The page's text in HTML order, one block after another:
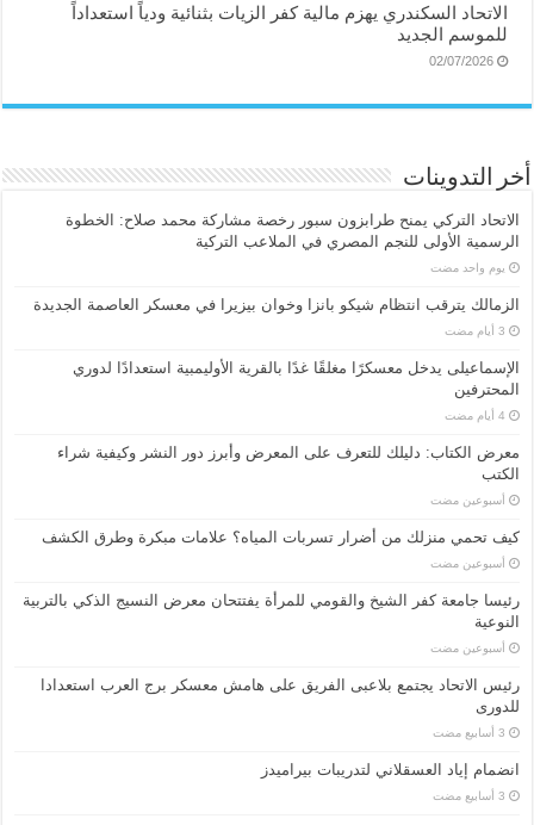
الاتحاد السكندري يهزم مالية كفر الزيات بثنائية ودياً استعداداً
للموسم الجديد
02/07/2026
أخر التدوينات
الاتحاد التركي يمنح طرابزون سبور رخصة مشاركة محمد صلاح: الخطوة
الرسمية الأولى للنجم المصري في الملاعب التركية
‏يوم واحد مضت
الزمالك يترقب انتظام شيكو بانزا وخوان بيزيرا في معسكر العاصمة الجديدة
الإسماعیلی یدخل معسكرًا مغلقًا غدًا بالقرية الأوليمبية استعدادًا لدوري
المحترفين
معرض الكتاب: دليلك للتعرف على المعرض وأبرز دور النشر وكيفية شراء
الكتب
‏أسبوعين مضت
كيف تحمي منزلك من أضرار تسربات المياه؟ علامات مبكرة وطرق الكشف
‏أسبوعين مضت
رئيسا جامعة كفر الشيخ والقومي للمرأة يفتتحان معرض النسيج الذكي بالتربية
النوعية
‏أسبوعين مضت
رئيس الاتحاد يجتمع بلاعبى الفريق على هامش معسكر برج العرب استعدادا
للدورى
انضمام إياد العسقلاني لتدريبات بيراميدز